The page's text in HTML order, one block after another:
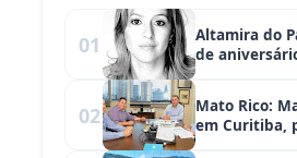
01
Altamira do
de
02
Mato Rico:
em Curitiba,